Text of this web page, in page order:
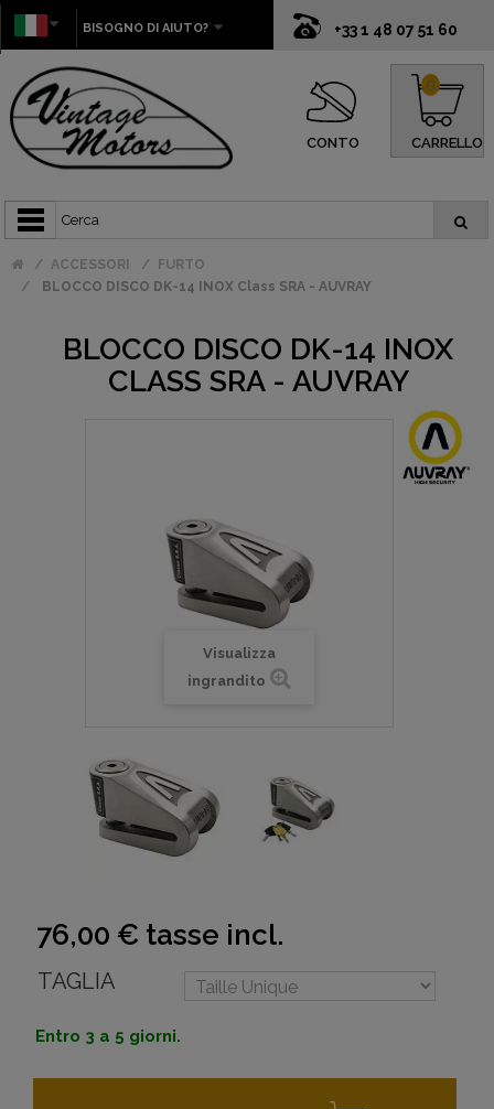
+33 1 48 07 51 60
BISOGNO DI AIUTO?
CONTO CARRELLO
0
ACCESSORI
FURTO
BLOCCO DISCO DK-14 INOX Class SRA - AUVRAY
BLOCCO DISCO DK-14 INOX
CLASS SRA - AUVRAY
Visualizza
ingrandito
76,00 € tasse incl.
TAGLIA
Entro 3 a 5 giorni.